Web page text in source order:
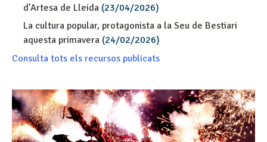
d’Artesa de Lleida (23/04/2026)
La cultura popular, protagonista a la Seu de Bestiari
aquesta primavera (24/02/2026)
Consulta tots els recursos publicats